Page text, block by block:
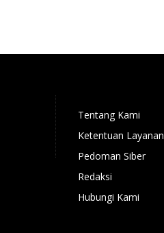
Tentang Kami
Ketentuan Layanan
Pedoman Siber
Redaksi
Hubungi Kami